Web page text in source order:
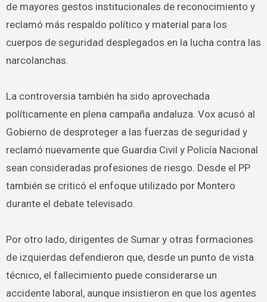
de mayores gestos institucionales de reconocimiento y
reclamó más respaldo político y material para los
cuerpos de seguridad desplegados en la lucha contra las
narcolanchas.
La controversia también ha sido aprovechada
políticamente en plena campaña andaluza. Vox acusó al
Gobierno de desproteger a las fuerzas de seguridad y
reclamó nuevamente que Guardia Civil y Policía Nacional
sean consideradas profesiones de riesgo. Desde el PP
también se criticó el enfoque utilizado por Montero
durante el debate televisado.
Por otro lado, dirigentes de Sumar y otras formaciones
de izquierdas defendieron que, desde un punto de vista
técnico, el fallecimiento puede considerarse un
accidente laboral, aunque insistieron en que los agentes